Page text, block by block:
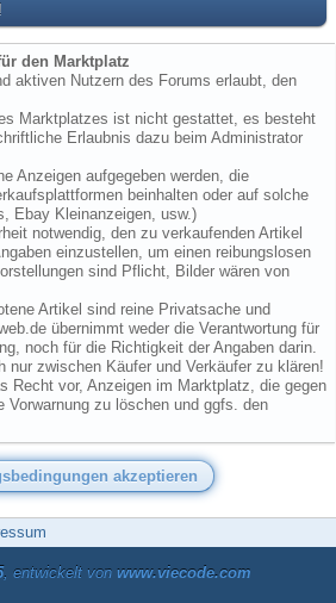
den Marktplatz
aktiven Nutzern des Forums erlaubt, den
Marktplatzes ist nicht gestattet, es besteht
Erlaubnis dazu beim Administrator
Anzeigen aufgegeben werden, die
beinhalten oder auf solche
Ebay Kleinanzeigen, usw.)
notwendig, den zu verkaufenden Artikel
einzustellen, um einen reibungslosen
sind Pflicht, Bilder wären von
Artikel sind reine Privatsache und
übernimmt weder die Verantwortung für
noch für die Richtigkeit der Angaben darin.
nur zwischen Käufer und Verkäufer zu klären!
Recht vor, Anzeigen im Marktplatz, die gegen
Vorwarnung zu löschen und ggfs. den
, entwickelt von www.viecode.com